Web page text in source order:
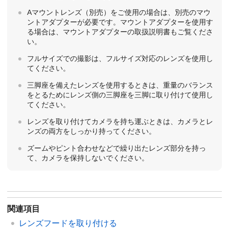
Aマウントレンズ（別売）をご使用の場合は、別売のマウ
ントアダプターが必要です。マウントアダプターを使用す
る場合は、マウントアダプターの取扱説明書もご覧くださ
い。
フルサイズでの撮影は、フルサイズ対応のレンズを使用し
てください。
三脚座を備えたレンズを使用するときは、重量のバランス
をとるためにレンズ側の三脚座を三脚に取り付けて使用し
てください。
レンズを取り付けてカメラを持ち運ぶときは、カメラとレ
ンズの両方をしっかり持ってください。
ズームやピント合わせなどで繰り出たレンズ部分を持っ
て、カメラを保持しないでください。
関連項目
レンズフードを取り付ける